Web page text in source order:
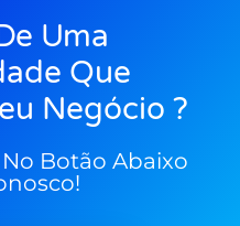
Uma
Que
Negócio ?
Botão Abaixo